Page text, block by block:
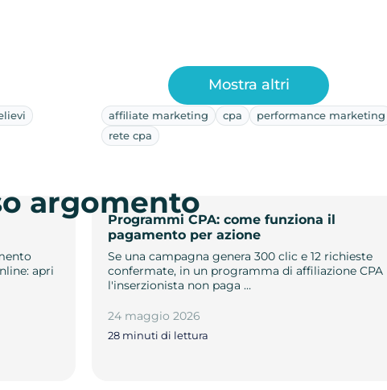
apri
affiliate marketing cpa
performance marketing
rete cpa
Programmi CPA: come funziona il
pagamento per azione
Se una campagna genera 300 clic e 12 richieste
confermate, in un programma di affiliazione CPA
l'inserzionista non paga …
24 maggio 2026
28 minuti di lettura
Mostra altri
argomento